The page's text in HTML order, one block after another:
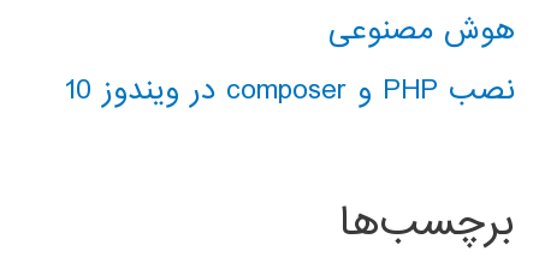
هوش مصنوعی
نصب PHP و composer در ویندوز 10
برچسب‌ها